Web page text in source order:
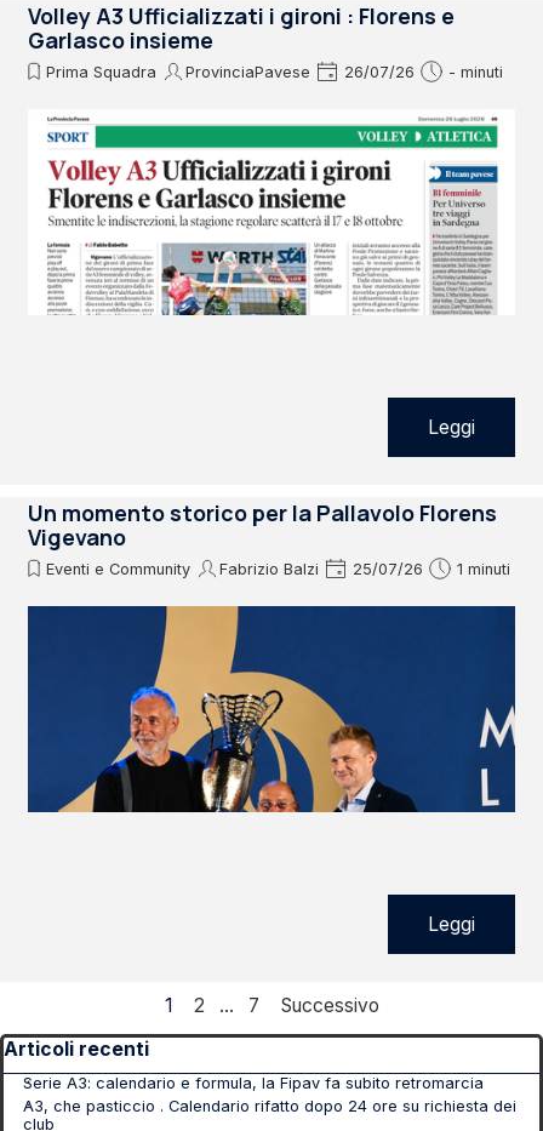
Volley A3 Ufficializzati i gironi : Florens e
Garlasco insieme
Prima Squadra ProvinciaPavese 26/07/26 - minuti
Leggi
Un momento storico per la Pallavolo Florens
Vigevano
Eventi e Community Fabrizio Balzi 25/07/26 1 minuti
Leggi
Pagina corrente:
1 Vai a pagina:
2 ... Vai a pagina:
7
Successivo
Salta blocco Articoli recenti
Articoli recenti
Serie A3: calendario e formula, la Fipav fa subito retromarcia
A3, che pasticcio . Calendario rifatto dopo 24 ore su richiesta dei
club